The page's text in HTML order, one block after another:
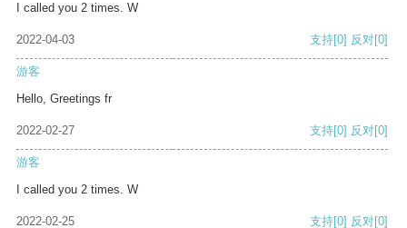
I called you 2 times. W
2022-04-03 支持[0] 反对[0]
游客
Hello, Greetings fr
2022-02-27 支持[0] 反对[0]
游客
I called you 2 times. W
2022-02-25 支持[0] 反对[0]